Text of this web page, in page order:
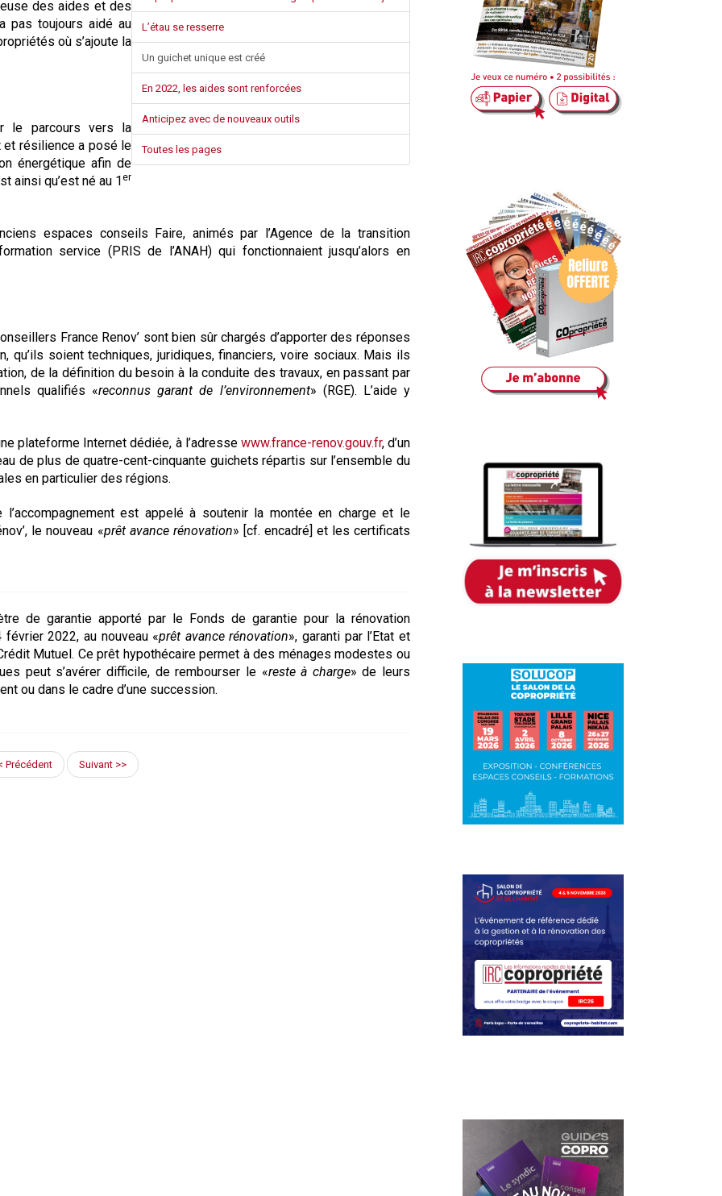
Syndic
Syndicat de copropriétaires
copropriété en difficulté
L’étau se resserre
Un guichet unique est créé
En 2022, les aides sont renforcées
Anticipez avec de nouveaux outils
Toutes les pages
des aides et des
pas toujours aidé au
où s’ajoute la
le parcours vers la
et résilience a posé le
énergétique afin de
ainsi qu’est né au 1er
espaces conseils Faire, animés par l’Agence de la transition
service (PRIS de l’ANAH) qui fonctionnaient jusqu’alors en
France Renov’ sont bien sûr chargés d’apporter des réponses
qu’ils soient techniques, juridiques, financiers, voire sociaux. Mais ils
de la définition du besoin à la conduite des travaux, en passant par
qualifiés «reconnus garant de l’environnement» (RGE). L’aide y
plateforme Internet dédiée, à l’adresse www.france-renov.gouv.fr, d’un
de plus de quatre-cent-cinquante guichets répartis sur l’ensemble du
en particulier des régions.
est appelé à soutenir la montée en charge et le
le nouveau «prêt avance rénovation» [cf. encadré] et les certificats
de garantie apporté par le Fonds de garantie pour la rénovation
février 2022, au nouveau «prêt avance rénovation», garanti par l’Etat et
Mutuel. Ce prêt hypothécaire permet à des ménages modestes ou
peut s’avérer difficile, de rembourser le «reste à charge» de leurs
ou dans le cadre d’une succession.
Précédent Suivant >>